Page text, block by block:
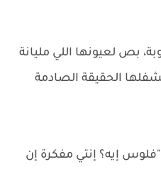
بص لعيونها اللي مليانة
الحقيقة الصادمة
إيه؟ إنتي مفكرة إن